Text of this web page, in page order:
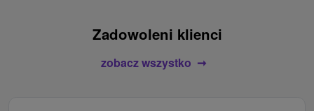
Zadowoleni klienci
zobacz wszystko